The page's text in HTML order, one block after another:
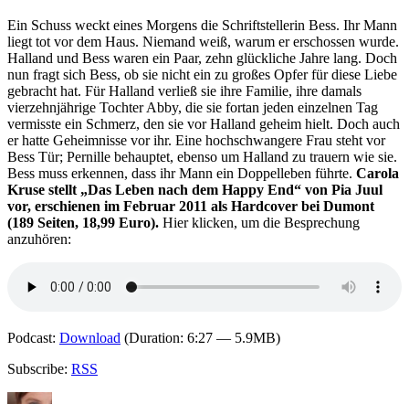
Der
(Audio)
Ein Schuss weckt eines Morgens die Schriftstellerin Bess. Ihr Mann
liegt tot vor dem Haus. Niemand weiß, warum er erschossen wurde.
Halland und Bess waren ein Paar, zehn glückliche Jahre lang. Doch
nun fragt sich Bess, ob sie nicht ein zu großes Opfer für diese Liebe
gebracht hat. Für Halland verließ sie ihre Familie, ihre damals
vierzehnjährige Tochter Abby, die sie fortan jeden einzelnen Tag
vermisste ein Schmerz, den sie vor Halland geheim hielt. Doch auch
er hatte Geheimnisse vor ihr. Eine hochschwangere Frau steht vor
Bess Tür; Pernille behauptet, ebenso um Halland zu trauern wie sie.
Bess muss erkennen, dass ihr Mann ein Doppelleben führte. Carola
Kruse stellt „Das Leben nach dem Happy End“ von Pia Juul
vor, erschienen im Februar 2011 als Hardcover bei Dumont
(189 Seiten, 18,99 Euro). Hier klicken, um die Besprechung
anzuhören:
Podcast: Download (Duration: 6:27 — 5.9MB)
Subscribe: RSS
Autor